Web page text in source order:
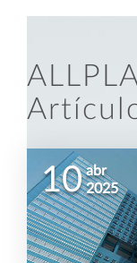
10 abr
2025